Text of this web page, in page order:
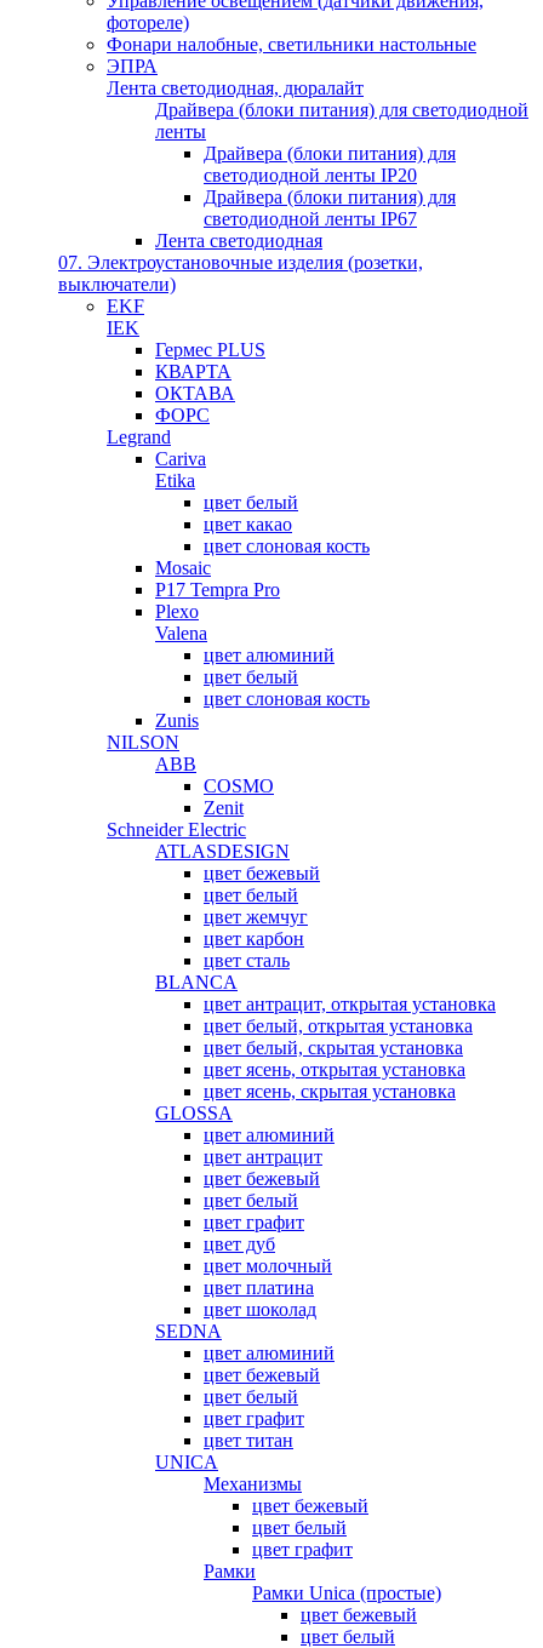
фотореле)
Фонари налобные, светильники настольные
ЭПРА
Лента светодиодная, дюралайт
Драйвера (блоки питания) для светодиодной
ленты
Драйвера (блоки питания) для
светодиодной ленты IP20
Драйвера (блоки питания) для
светодиодной ленты IP67
Лента светодиодная
07. Электроустановочные изделия (розетки,
выключатели)
EKF
IEK
Гермес PLUS
КВАРТА
ОКТАВА
ФОРС
Legrand
Cariva
Etika
цвет белый
цвет какао
цвет слоновая кость
Mosaic
P17 Tempra Pro
Plexo
Valena
цвет алюминий
цвет белый
цвет слоновая кость
Zunis
NILSON
ABB
COSMO
Zenit
Schneider Electric
ATLASDESIGN
цвет бежевый
цвет белый
цвет жемчуг
цвет карбон
цвет сталь
BLANCA
цвет антрацит, открытая установка
цвет белый, открытая установка
цвет белый, скрытая установка
цвет ясень, открытая установка
цвет ясень, скрытая установка
GLOSSA
цвет алюминий
цвет антрацит
цвет бежевый
цвет белый
цвет графит
цвет дуб
цвет молочный
цвет платина
цвет шоколад
SEDNA
цвет алюминий
цвет бежевый
цвет белый
цвет графит
цвет титан
UNICA
Механизмы
цвет бежевый
цвет белый
цвет графит
Рамки
Рамки Unica (простые)
цвет бежевый
цвет белый